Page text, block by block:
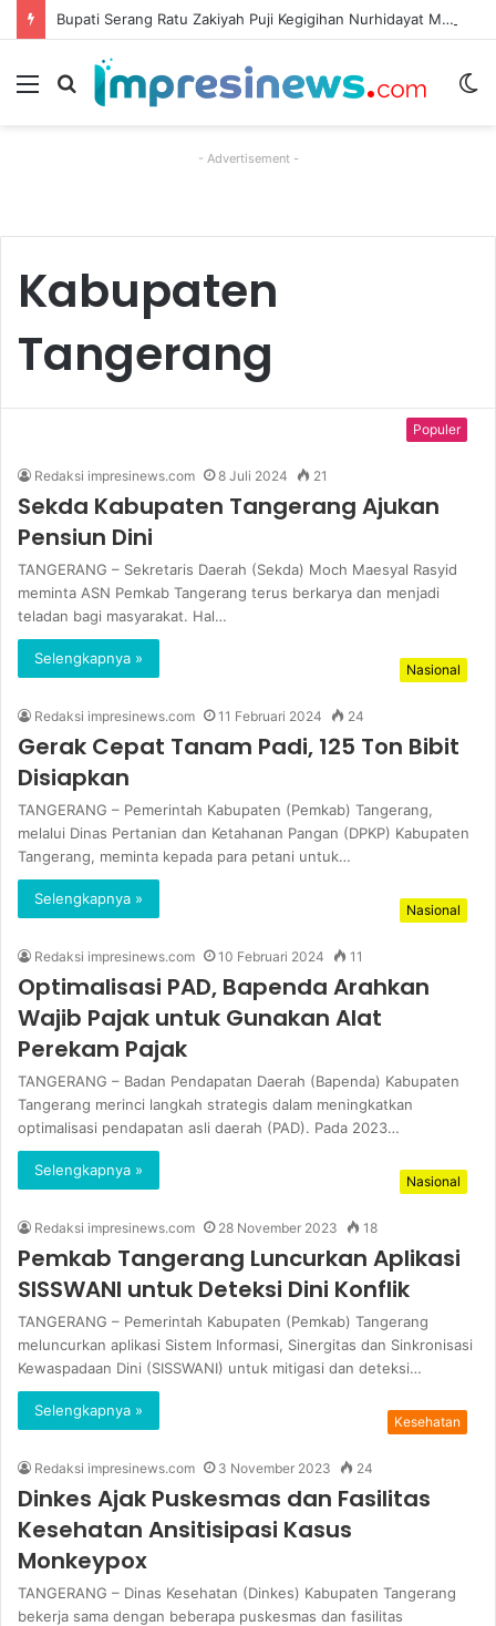
Bupati Serang Ratu Zakiyah Puji Kegigihan Nurhidayat Meski Keterbatasan Fisik
Menu
Cari
- Advertisement -
Kabupaten
Tangerang
Populer
Redaksi impresinews.com 8 Juli 2024 21
Sekda Kabupaten Tangerang Ajukan
Pensiun Dini
TANGERANG – Sekretaris Daerah (Sekda) Moch Maesyal Rasyid
meminta ASN Pemkab Tangerang terus berkarya dan menjadi
teladan bagi masyarakat. Hal…
Selengkapnya »
Nasional
Redaksi impresinews.com 11 Februari 2024 24
Gerak Cepat Tanam Padi, 125 Ton Bibit
Disiapkan
TANGERANG – Pemerintah Kabupaten (Pemkab) Tangerang,
melalui Dinas Pertanian dan Ketahanan Pangan (DPKP) Kabupaten
Tangerang, meminta kepada para petani untuk…
Selengkapnya »
Nasional
Redaksi impresinews.com 10 Februari 2024 11
Optimalisasi PAD, Bapenda Arahkan
Wajib Pajak untuk Gunakan Alat
Perekam Pajak
TANGERANG – Badan Pendapatan Daerah (Bapenda) Kabupaten
Tangerang merinci langkah strategis dalam meningkatkan
optimalisasi pendapatan asli daerah (PAD). Pada 2023…
Selengkapnya »
Nasional
Redaksi impresinews.com 28 November 2023 18
Pemkab Tangerang Luncurkan Aplikasi
SISSWANI untuk Deteksi Dini Konflik
TANGERANG – Pemerintah Kabupaten (Pemkab) Tangerang
meluncurkan aplikasi Sistem Informasi, Sinergitas dan Sinkronisasi
Kewaspadaan Dini (SISSWANI) untuk mitigasi dan deteksi…
Selengkapnya »
Kesehatan
Redaksi impresinews.com 3 November 2023 24
Dinkes Ajak Puskesmas dan Fasilitas
Kesehatan Ansitisipasi Kasus
Monkeypox
TANGERANG – Dinas Kesehatan (Dinkes) Kabupaten Tangerang
bekerja sama dengan beberapa puskesmas dan fasilitas